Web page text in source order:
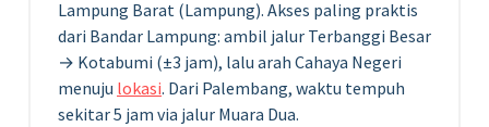
Lampung Barat (Lampung). Akses paling praktis
dari Bandar Lampung: ambil jalur Terbanggi Besar
→ Kotabumi (±3 jam), lalu arah Cahaya Negeri
menuju lokasi. Dari Palembang, waktu tempuh
sekitar 5 jam via jalur Muara Dua.